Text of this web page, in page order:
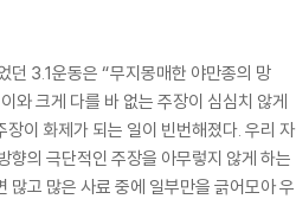
던 3.1운동은 “무지몽매한 야만종의 망
와 크게 다를 바 없는 주장이 심심치 않게
이 화제가 되는 일이 빈번해졌다. 우리 자
향의 극단적인 주장을 아무렇지 않게 하는
많고 많은 사료 중에 일부만을 긁어모아 우